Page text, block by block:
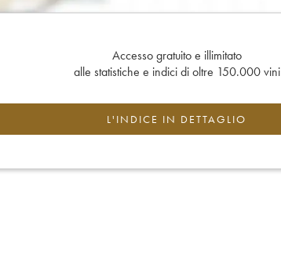
Accesso gratuito e illimitato
alle statistiche e indici di oltre 150.000 vini
L'INDICE IN DETTAGLIO